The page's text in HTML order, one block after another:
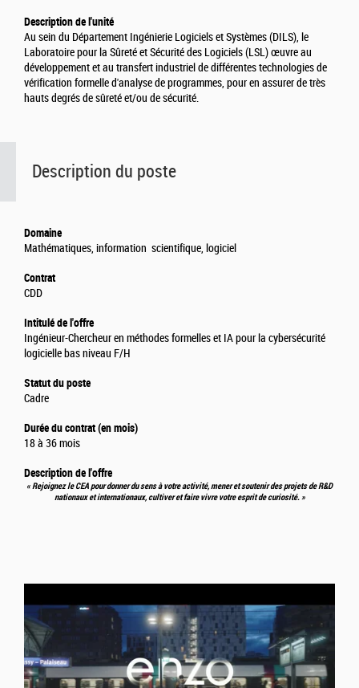
Description du poste
Domaine
Mathématiques, information scientifique, logiciel
Contrat
CDD
Intitulé de l'offre
Ingénieur-Chercheur en méthodes formelles et IA pour la cybersécurité
logicielle bas niveau F/H
Statut du poste
Cadre
Durée du contrat (en mois)
18 à 36 mois
Description de l'offre
« Rejoignez le CEA pour donner du sens à votre activité, mener et soutenir des projets de R&D
nationaux et internationaux, cultiver et faire vivre votre esprit de curiosité. »
Description de l'unité
Au sein du Département Ingénierie Logiciels et Systèmes (DILS), le
Laboratoire pour la Sûreté et Sécurité des Logiciels (LSL) œuvre au
développement et au transfert industriel de différentes technologies de
vérification formelle d'analyse de programmes, pour en assurer de très
hauts degrés de sûreté et/ou de sécurité.